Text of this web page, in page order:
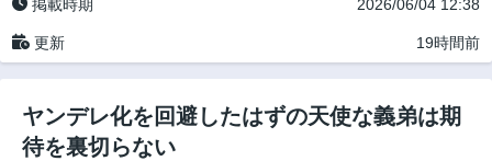
掲載時期 2026/06/04 12:38
更新 19時間前
ヤンデレ化を回避したはずの天使な義弟は期
待を裏切らない